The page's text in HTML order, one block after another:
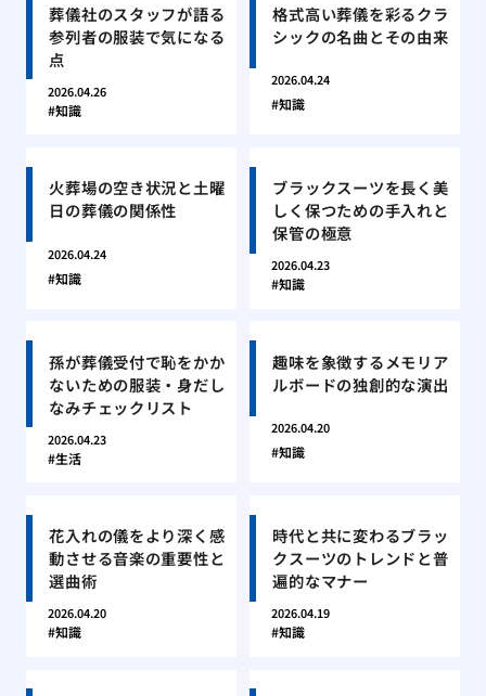
葬儀社のスタッフが語る
参列者の服装で気になる
点
2026.04.26
知識
格式高い葬儀を彩るクラ
シックの名曲とその由来
2026.04.24
知識
火葬場の空き状況と土曜
日の葬儀の関係性
2026.04.24
知識
ブラックスーツを長く美
しく保つための手入れと
保管の極意
2026.04.23
知識
孫が葬儀受付で恥をかか
ないための服装・身だし
なみチェックリスト
2026.04.23
生活
趣味を象徴するメモリア
ルボードの独創的な演出
2026.04.20
知識
花入れの儀をより深く感
動させる音楽の重要性と
選曲術
2026.04.20
知識
時代と共に変わるブラッ
クスーツのトレンドと普
遍的なマナー
2026.04.19
知識